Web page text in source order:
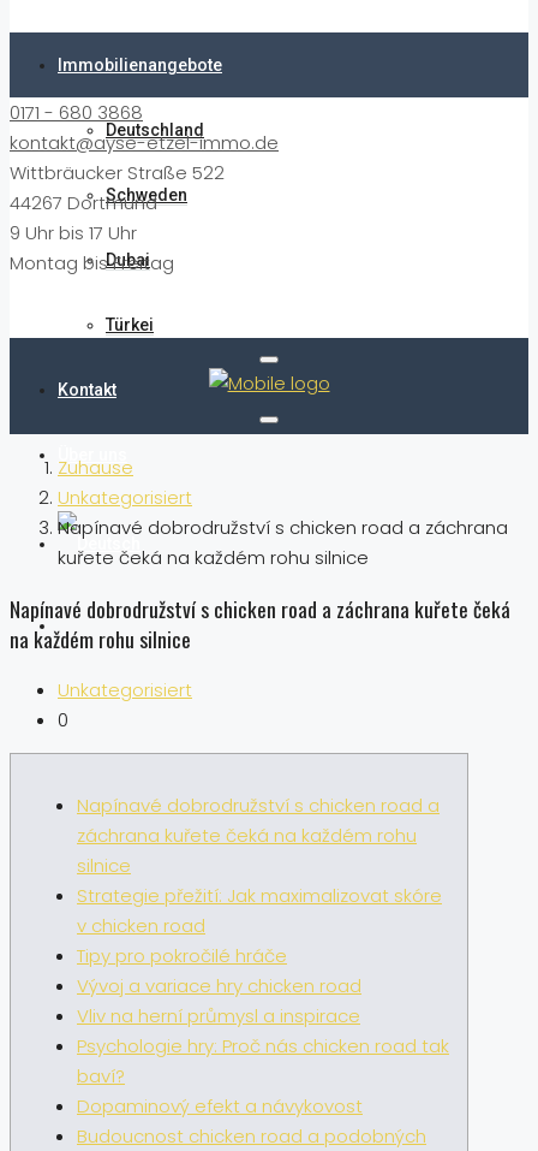
Immobilienangebote
Deutschland
Schweden
Dubai
Türkei
Kontakt
0171 - 680 3868
kontakt@ayse-etzel-immo.de
Wittbräucker Straße 522
44267 Dortmund
9 Uhr bis 17 Uhr
Montag bis Freitag
Zuhause
Unkategorisiert
Napínavé dobrodružství s chicken road a záchrana
kuřete čeká na každém rohu silnice
Napínavé dobrodružství s chicken road a záchrana kuřete čeká
na každém rohu silnice
Unkategorisiert
0
Napínavé dobrodružství s chicken road a
záchrana kuřete čeká na každém rohu
silnice
Strategie přežití: Jak maximalizovat skóre
v chicken road
Tipy pro pokročilé hráče
Vývoj a variace hry chicken road
Vliv na herní průmysl a inspirace
Psychologie hry: Proč nás chicken road tak
baví?
Dopaminový efekt a návykovost
Budoucnost chicken road a podobných